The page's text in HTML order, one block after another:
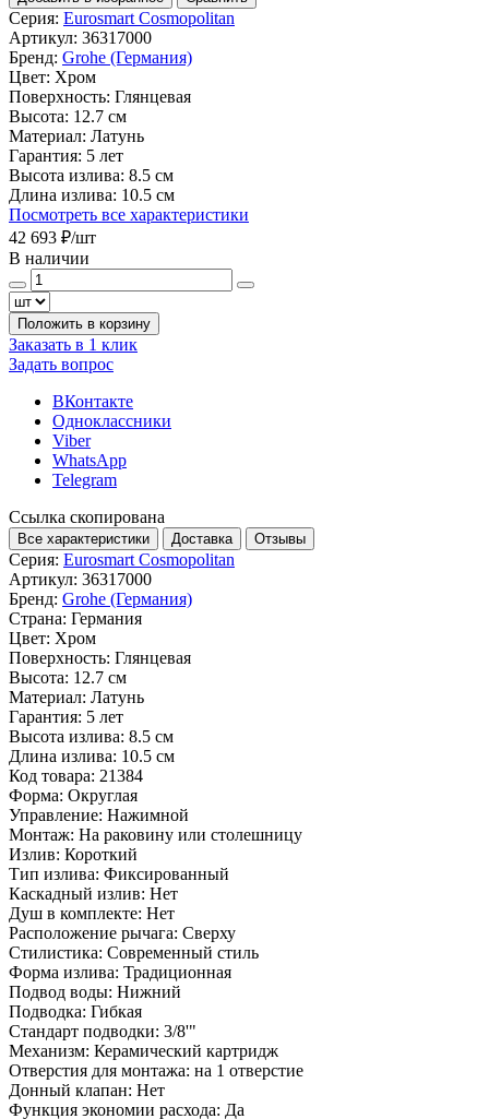
Серия: Eurosmart Cosmopolitan
Артикул: 36317000
Бренд: Grohe (Германия)
Цвет: Хром
Поверхность: Глянцевая
Высота: 12.7 см
Материал: Латунь
Гарантия: 5 лет
Высота излива: 8.5 см
Длина излива: 10.5 см
Посмотреть все характеристики
42 693 ₽/шт
В наличии
Положить в корзину
Заказать в 1 клик
Задать вопрос
ВКонтакте
Одноклассники
Viber
WhatsApp
Telegram
Ссылка скопирована
Все характеристики Доставка Отзывы
Серия: Eurosmart Cosmopolitan
Артикул: 36317000
Бренд: Grohe (Германия)
Страна: Германия
Цвет: Хром
Поверхность: Глянцевая
Высота: 12.7 см
Материал: Латунь
Гарантия: 5 лет
Высота излива: 8.5 см
Длина излива: 10.5 см
Код товара: 21384
Форма: Округлая
Управление: Нажимной
Монтаж: На раковину или столешницу
Излив: Короткий
Тип излива: Фиксированный
Каскадный излив: Нет
Душ в комплекте: Нет
Расположение рычага: Сверху
Стилистика: Современный стиль
Форма излива: Традиционная
Подвод воды: Нижний
Подводка: Гибкая
Стандарт подводки: 3/8'"
Механизм: Керамический картридж
Отверстия для монтажа: на 1 отверстие
Донный клапан: Нет
Функция экономии расхода: Да